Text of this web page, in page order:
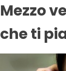
Mezzo
che ti